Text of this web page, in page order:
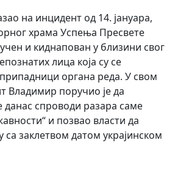
на инцидент од 14. јануара,
храма Успења Пресвете
и киднапован у близини свог
лица која су се
органа реда. У свом
Владимир поручио је да
данас спроводи разара саме
и позвао власти да
са заклетвом датом украјинском